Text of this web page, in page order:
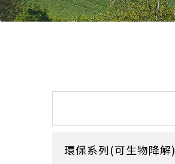
環保系列(可生物降解)